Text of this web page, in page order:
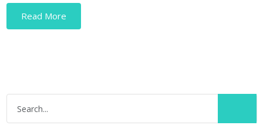
Read More